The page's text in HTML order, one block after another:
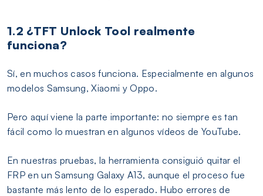
1.2 ¿TFT Unlock Tool realmente
funciona?
Sí, en muchos casos funciona. Especialmente en algunos
modelos Samsung, Xiaomi y Oppo.
Pero aquí viene la parte importante: no siempre es tan
fácil como lo muestran en algunos vídeos de YouTube.
En nuestras pruebas, la herramienta consiguió quitar el
FRP en un Samsung Galaxy A13, aunque el proceso fue
bastante más lento de lo esperado. Hubo errores de